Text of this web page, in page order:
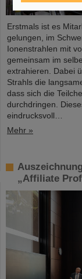
Erstmals ist es
gelungen, im
Ionenstrahlen mit
gemeinsam im
extrahieren. Dabei
Strahls die
dass sich die
durchdringen.
eindrucksvoll…
Mehr »
„Affiliate